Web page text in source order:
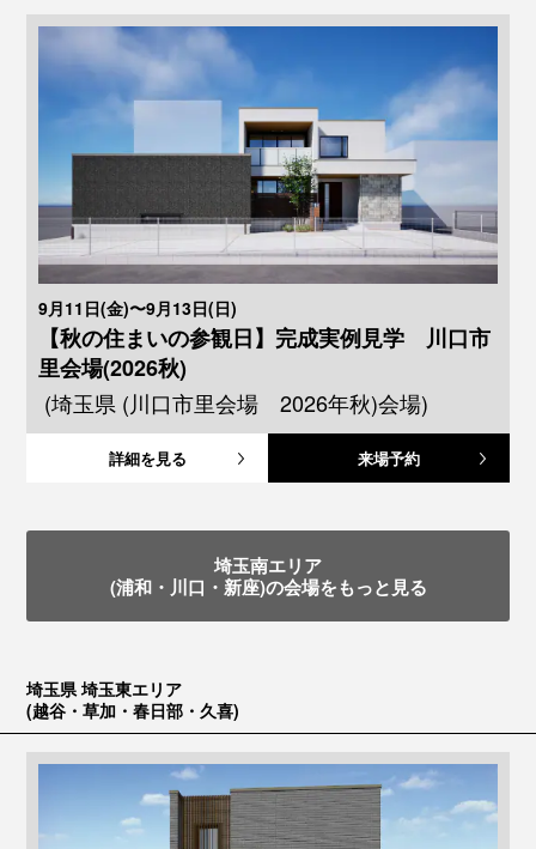
9月11日(金)〜9月13日(日)
【秋の住まいの参観日】完成実例見学 川口市
里会場(2026秋)
(埼玉県 (川口市里会場 2026年秋)会場)
詳細を見る 来場予約
埼玉南エリア
(浦和・川口・新座)の会場をもっと見る
埼玉県 埼玉東エリア
(越谷・草加・春日部・久喜)